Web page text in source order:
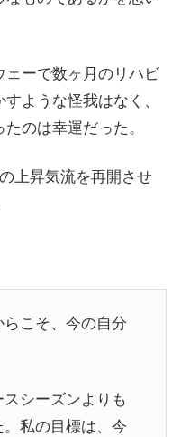
ーで数ヶ月のリハビ
ような怪我はなく、
のは幸運だった。
上昇気流を再開させ
こそ、今の自分
シーズンよりも
私の目標は、今